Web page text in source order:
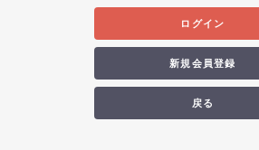
ログイン
新規会員登録
戻る